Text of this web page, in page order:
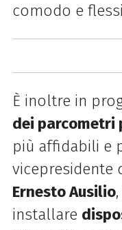
comodo e
È inoltre in
dei parcometri
più affidabili e
vicepresidente
Ernesto Ausilio
installare